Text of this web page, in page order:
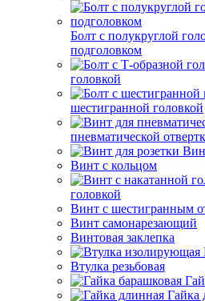
Болт с полукруглой
подголовком
головкой
шестигранной головкой
пневматической
Винт с кольцом
головкой
Винт с шестигранным
Винт самонарезающий
Винтовая заклепка
Втулка резьбовая
Гайка